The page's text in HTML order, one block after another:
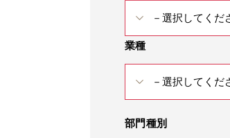
業種
部門種別